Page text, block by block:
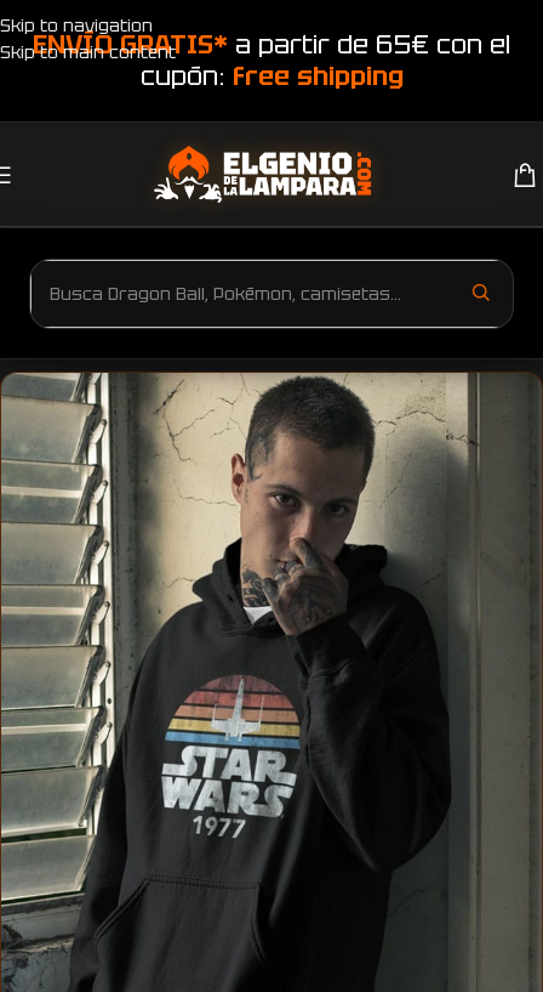
Skip to navigation
Skip to main content
ENVÍO GRATIS* a partir de 65€ con el
cupón: free shipping
Inicio Productos etiquetados “Sudadera Star Wars 1977”